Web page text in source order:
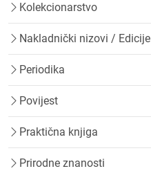
Kolekcionarstvo
Nakladnički nizovi / Edicije
Periodika
Povijest
Praktična knjiga
Prirodne znanosti